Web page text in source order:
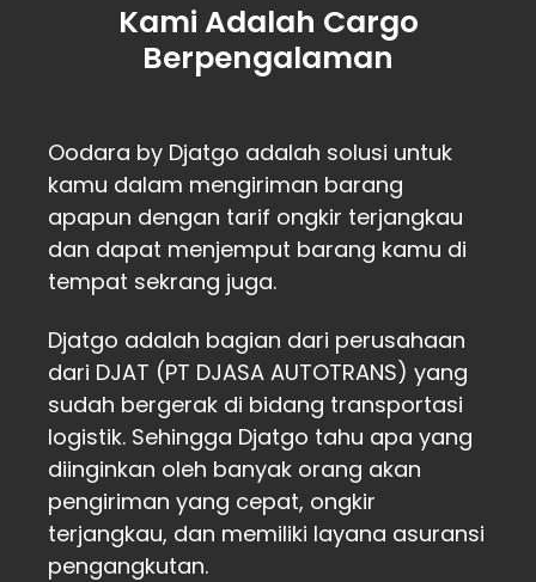
Kami Adalah Cargo
Berpengalaman
Oodara by Djatgo adalah solusi untuk
kamu dalam mengiriman barang
apapun dengan tarif ongkir terjangkau
dan dapat menjemput barang kamu di
tempat sekrang juga.
Djatgo adalah bagian dari perusahaan
dari DJAT (PT DJASA AUTOTRANS) yang
sudah bergerak di bidang transportasi
logistik. Sehingga Djatgo tahu apa yang
diinginkan oleh banyak orang akan
pengiriman yang cepat, ongkir
terjangkau, dan memiliki layana asuransi
pengangkutan.